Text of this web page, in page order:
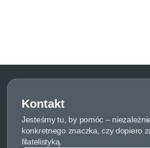
Kontakt
Jesteśmy tu, by pomóc –
konkretnego znaczka, czy dopiero
filatelistyką.